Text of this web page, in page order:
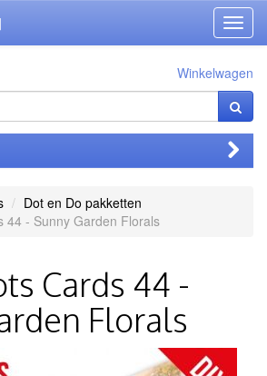
Winkelwagen
Dot en Do pakketten
44 - Sunny Garden Florals
Cards 44 -
Florals